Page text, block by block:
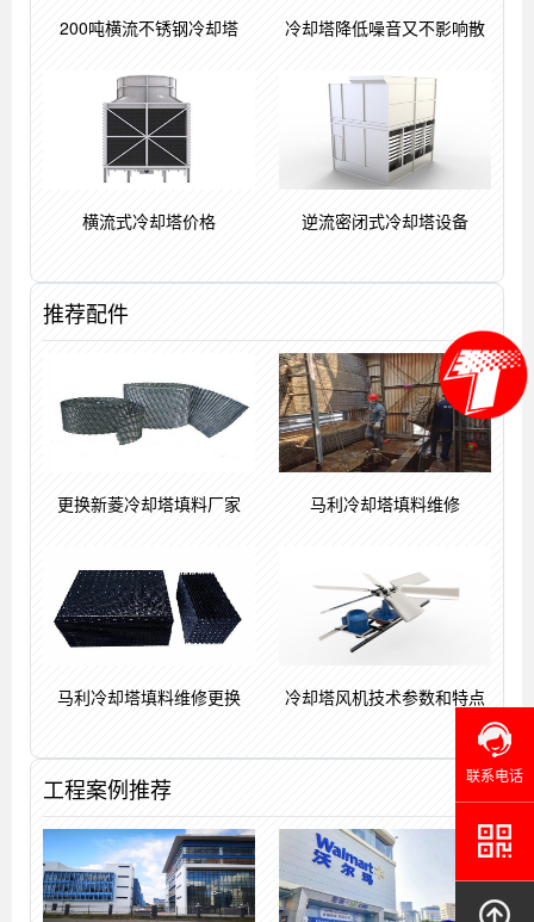
200吨横流不锈钢冷却塔 冷却塔降低噪音又不影响散
横流式冷却塔价格 逆流密闭式冷却塔设备
推荐配件
更换新菱冷却塔填料厂家 马利冷却塔填料维修
马利冷却塔填料维修更换 冷却塔风机技术参数和特点
工程案例推荐 联系电话